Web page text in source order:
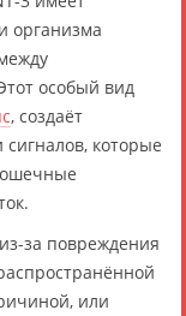
организма
особый вид
, создаёт
которые
за повреждения
или